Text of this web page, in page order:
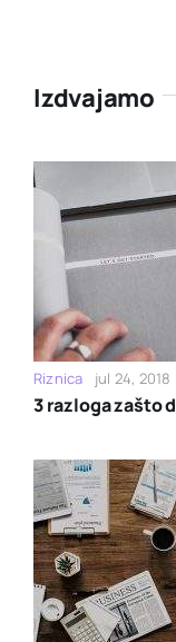
Izdvajamo
Riznica jul 24, 2018
3 razloga zašto